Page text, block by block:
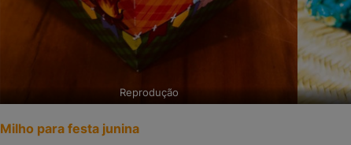
Reprodução
Milho para festa junina